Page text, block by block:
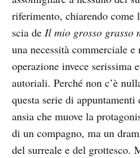
riferimento, chiarendo come
scia de Il mio grosso grasso
una necessità commerciale
operazione invece serissima
autoriali. Perché non c’è
questa serie di
ansia che muove la
di un compagno, ma un
del surreale e del grottesco.